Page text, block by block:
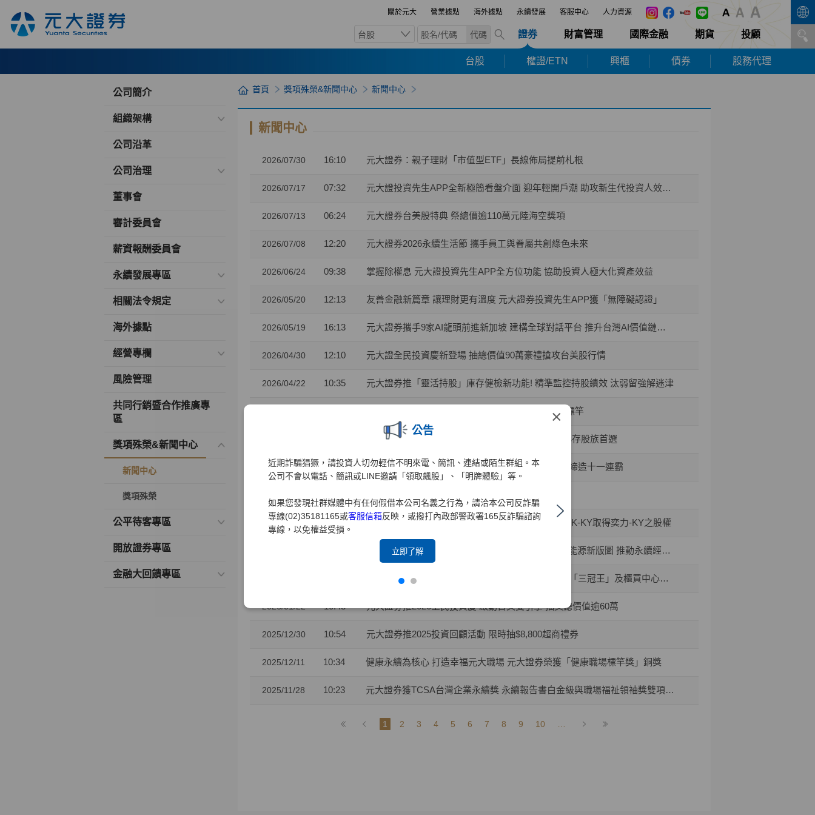
關於元大 營業據點 海外據點 永續發展 客服中心 人力資源
台股 代碼 證券 財富管理 國際金融 期貨 投顧
台股 權證/ETN 興櫃 債券 股務代理
×
公告
近期詐騙猖獗，請投資人切勿輕信不明來電、簡訊、連結或陌生群組。本
公司不會以電話、簡訊或LINE邀請「領取飆股」、「明牌體驗」等。
如果您發現社群媒體中有任何假借本公司名義之行為，請洽本公司反詐騙
專線(02)35181165或客服信箱反映，或撥打內政部警政署165反詐騙諮詢
專線，以免權益受損。
立即了解
公司簡介
組織架構
公司沿革
公司治理
董事會
審計委員會
薪資報酬委員會
永續發展專區
相關法令規定
海外據點
經營專欄
風險管理
共同行銷暨合作推廣專
區
獎項殊榮&新聞中心
新聞中心
獎項殊榮
公平待客專區
開放證券專區
金融大回饋專區
首頁 獎項殊榮&新聞中心 新聞中心
新聞中心
2026/07/30 16:10 元大證券：親子理財「市值型ETF」長線佈局提前札根
2026/07/17 07:32 元大證投資先生APP全新極簡看盤介面 迎年輕開戶潮 助攻新生代投資人效率布局
2026/07/13 06:24 元大證券台美股特典 祭總價逾110萬元陸海空獎項
2026/07/08 12:20 元大證券2026永續生活節 攜手員工與眷屬共創綠色未來
2026/06/24 09:38 掌握除權息 元大證投資先生APP全方位功能 協助投資人極大化資產效益
2026/05/20 12:13 友善金融新篇章 讓理財更有溫度 元大證券投資先生APP獲「無障礙認證」
2026/05/19 16:13 元大證券攜手9家AI龍頭前進新加坡 建構全球對話平台 推升台灣AI價值鏈國際能見度
2026/04/30 12:10 元大證全民投資慶新登場 抽總價值90萬豪禮搶攻台美股行情
2026/04/22 10:35 元大證券推「靈活持股」庫存健檢新功能! 精準監控持股績效 汰弱留強解迷津
元大證業界首家推出「行動裝置綁定」引領資安新標竿
兒童投資熱潮 元大證：開戶數年增35% 0050成小小存股族首選
2026/03/27 10:41 金融科技與服務雙引擎 元大證券勇奪財訊六大獎、締造十一連霸
2026/02/04 10:23 攜手東博資本及仲方資本關係企業 元大證券促成TPK-KY取得奕力-KY之股權
元大證券促成達宇電能與海昌電子強強聯手 開闢AI能源新版圖 推動永續經營與傳承
元大證券推動優質企業上市櫃表現卓越 獲證交所頒「三冠王」及櫃買中心肯定
2026/01/22 10:43 元大證券推2026全民投資慶 啟動台美雙引擎 抽獎總價值逾60萬
2025/12/30 10:54 元大證券推2025投資回顧活動 限時抽$8,800超商禮券
2025/12/11 10:34 健康永續為核心 打造幸福元大職場 元大證券榮獲「健康職場標竿獎」銅獎
2025/11/28 10:23 元大證券獲TCSA台灣企業永續獎 永續報告書白金級與職場福祉領袖獎雙項肯定
1 2 3 4 5 6 7 8 9 10